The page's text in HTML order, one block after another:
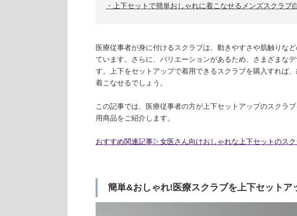
上下セットで簡単おしゃれに着こなせるメンズスクラブ
医療従事者が身に付けるスクラブは、動きやすさや肌触りな
ています。さらに、バリエーションがあるため、さまざまな
す。上下をセットアップで着用できるスクラブを購入すれば
着こなせるでしょう。
この記事では、医療従事者の方が上下セットアップのスクラ
用商品をご紹介します。
おすすめ関連記事▷女医さん向けおしゃれな上下セットのス
簡単&おしゃれ!医療スクラブを上下セットア